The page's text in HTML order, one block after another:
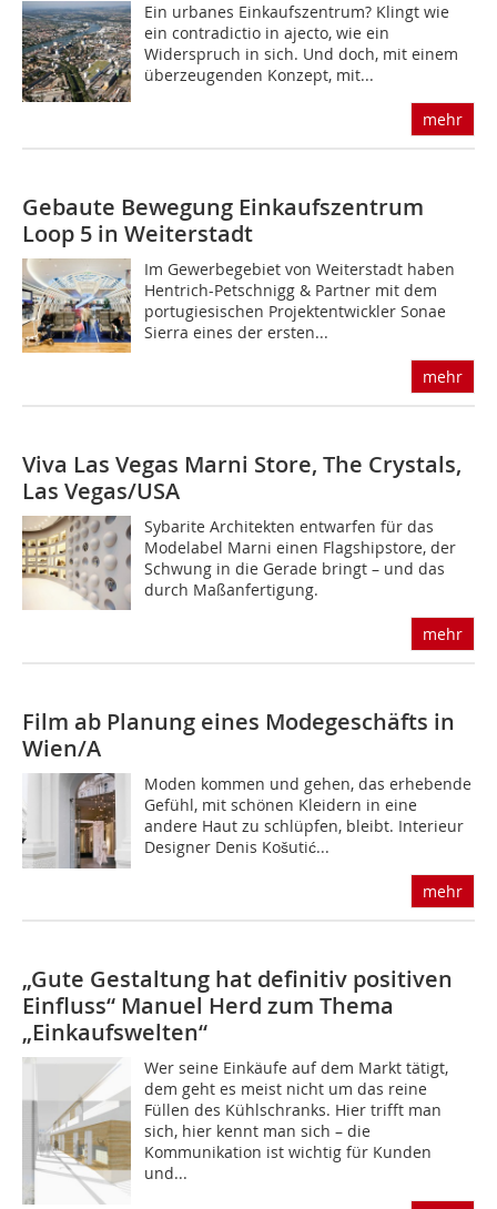
Ein urbanes Einkaufszentrum? Klingt wie
ein contradictio in ajecto, wie ein
Widerspruch in sich. Und doch, mit einem
überzeugenden Konzept, mit...
mehr
Gebaute Bewegung Einkaufszentrum
Loop 5 in Weiterstadt
Im Gewerbegebiet von Weiterstadt haben
Hentrich-Petschnigg & Partner mit dem
portugiesischen Pro­jektentwickler Sonae
Sierra eines der ersten...
mehr
Viva Las Vegas Marni Store, The Crystals,
Las Vegas/USA
Sybarite Architekten entwarfen für das
Modelabel Marni einen Flagshipstore, der
Schwung in die Gerade bringt – und das
durch Maßanfertigung.
mehr
Film ab Planung eines Modegeschäfts in
Wien/A
Moden kommen und gehen, das erhebende
Gefühl, mit schönen Kleidern in eine
andere Haut zu schlüpfen, bleibt. Interieur
Designer Denis Košutić...
mehr
„Gute Gestaltung hat definitiv positiven
Einfluss“ Manuel Herd zum Thema
„Einkaufswelten“
Wer seine Einkäufe auf dem Markt tätigt,
dem geht es meist nicht um das reine
Füllen des Kühlschranks. Hier trifft man
sich, hier kennt man sich – die
Kommunikation ist wichtig für Kunden
und...